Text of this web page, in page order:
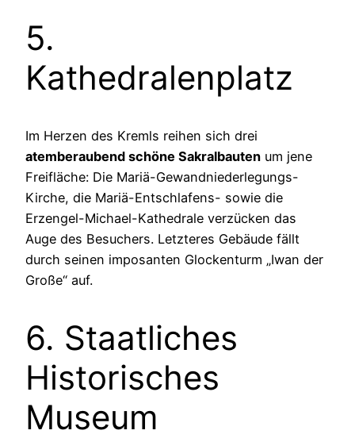
5.
Kathedralenplatz
Im Herzen des Kremls reihen sich drei
atemberaubend schöne Sakralbauten um jene
Freifläche: Die Mariä-Gewandniederlegungs-
Kirche, die Mariä-Entschlafens- sowie die
Erzengel-Michael-Kathedrale verzücken das
Auge des Besuchers. Letzteres Gebäude fällt
durch seinen imposanten Glockenturm „Iwan der
Große“ auf.
6. Staatliches
Historisches
Museum